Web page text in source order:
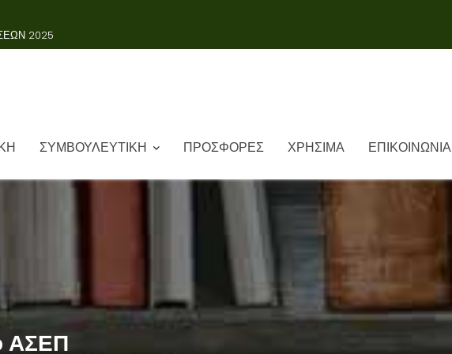
ΣΥΜΒΟΥΛΕΥΤΙΚΗ ΠΡΟΣΦΟΡΕΣ ΧΡΗΣΙΜΑ ΕΠΙΚΟΙΝΩΝΙΑ
ΑΣΕΠ